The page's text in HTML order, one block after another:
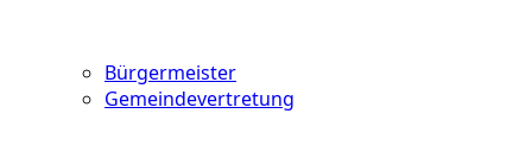
Bürgermeister
Gemeindevertretung